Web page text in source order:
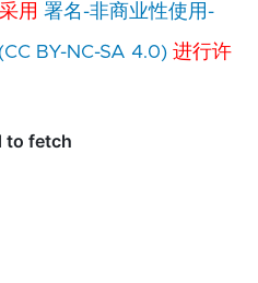
用署名-非商业性使用-
BY-NC-SA 4.0) 进行许